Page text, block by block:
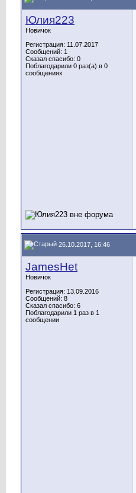
Юлия223
Новичок
Регистрация: 11.07.2017
Сообщений: 1
Сказал спасибо: 0
Поблагодарили 0 раз(а) в 0
сообщениях
26.10.2017, 16:46
JamesHet
Новичок
Регистрация: 13.09.2016
Сообщений: 8
Сказал спасибо: 6
Поблагодарили 1 раз в 1
сообщении